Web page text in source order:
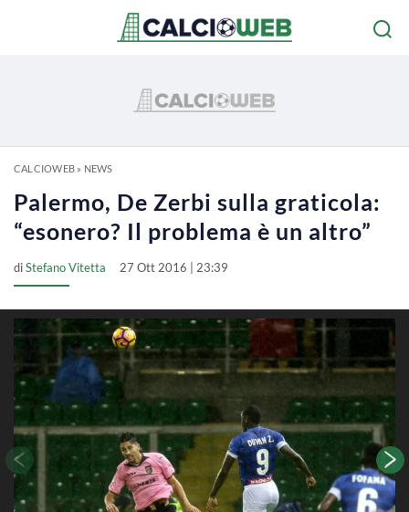
CALCIOWEB» NEWS
Palermo, De Zerbi sulla graticola:
“esonero? Il problema è un altro”
diStefano Vitetta 27 Ott 2016 | 23:39